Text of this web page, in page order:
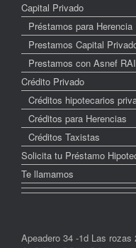
Capital Privado
Préstamos para Herencia
Prestamos Capital
Prestamos con Asnef RAI
Crédito Privado
Créditos hipotecarios
Créditos para Herencias
Créditos Taxistas
Solicita tu Préstamo
Te llamamos
Apeadero 34 -1d Las